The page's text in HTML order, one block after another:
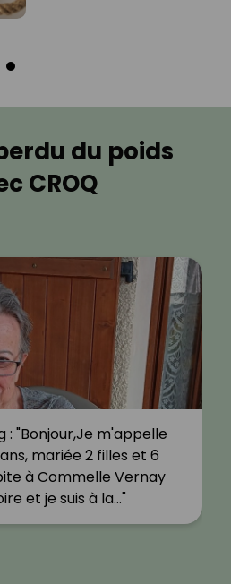
du poids
CROQ
: "Bonjour,Je m'appelle
mariée 2 filles et 6
à Commelle Vernay
et je suis à la…"